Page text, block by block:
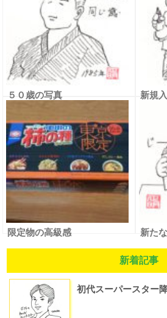
５０歳の写真 新規
限定物の高級感 新た
新着記事
初代スーパースター